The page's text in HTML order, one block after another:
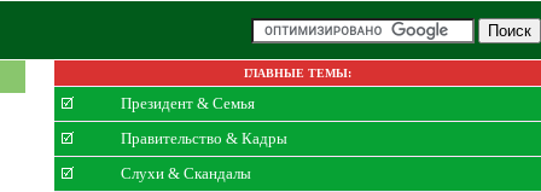
ГЛАВНЫЕ ТЕМЫ:
Президент & Семья
Правительство & Кадры
Слухи & Скандалы